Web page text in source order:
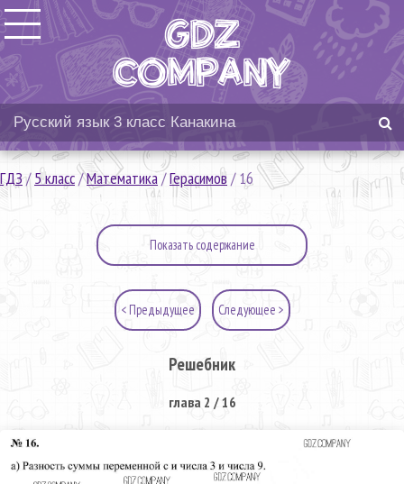
ГДЗ/5 класс/Математика/Герасимов/16
Показать содержание
< Предыдущее Следующее >
Решебник
глава 2 / 16